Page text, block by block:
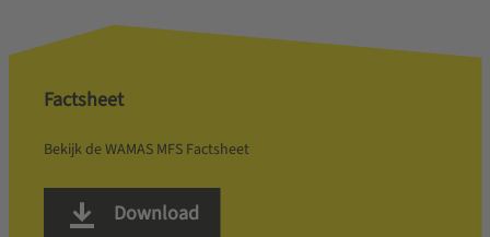
Factsheet
Bekijk de WAMAS MFS Factsheet
Download